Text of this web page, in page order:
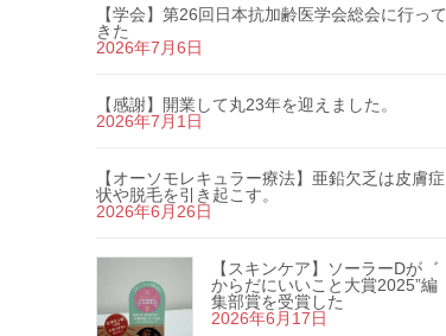
【学会】第26回日本抗加齢医学会総会に行って
きた
2026年7月6日
【感謝】開業して丸23年を迎えました。
2026年7月1日
【オーソモレキュラー療法】亜鉛欠乏は皮膚症
状や脱毛を引き起こす。
2026年6月26日
【スキンケア】ソーラーDが゛
からだにいいこと大賞2025”編
集部賞を受賞した
2026年6月17日